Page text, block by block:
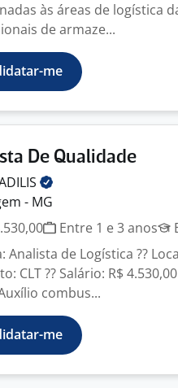
às áreas de logística
de armaze...
me
De Qualidade
- MG
Entre 1 e 3 anos
Analista de Logística ??
CLT ?? Salário: R$
combus...
me